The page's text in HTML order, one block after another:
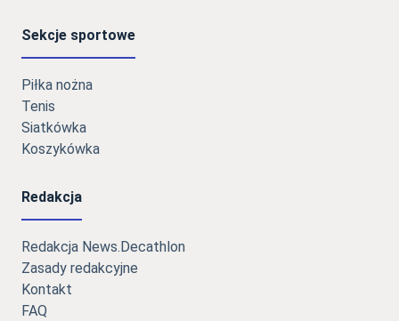
Sekcje sportowe
Piłka nożna
Tenis
Siatkówka
Koszykówka
Redakcja
Redakcja News.Decathlon
Zasady redakcyjne
Kontakt
FAQ